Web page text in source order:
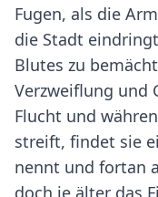
Fugen, als die
die Stadt
Blutes zu
Verzweiflung und
Flucht und
streift, findet sie
nennt und fortan
doch je älter das